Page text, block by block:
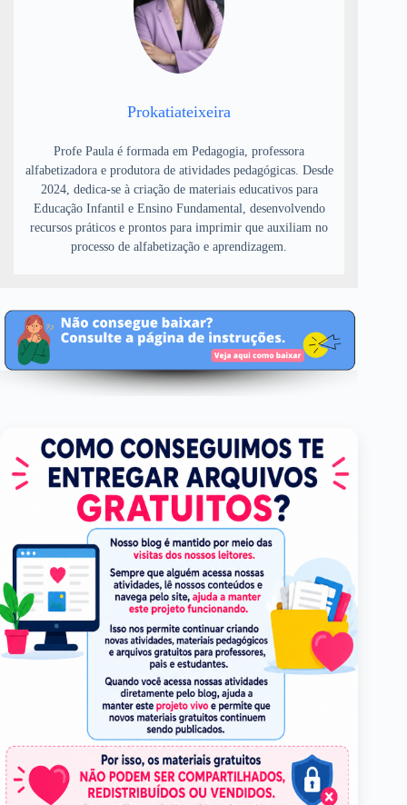
Prokatiateixeira
Profe Paula é formada em Pedagogia, professora
alfabetizadora e produtora de atividades pedagógicas. Desde
2024, dedica-se à criação de materiais educativos para
Educação Infantil e Ensino Fundamental, desenvolvendo
recursos práticos e prontos para imprimir que auxiliam no
processo de alfabetização e aprendizagem.